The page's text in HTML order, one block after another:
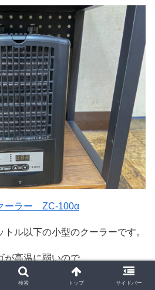
ーラー ZC-100α
ル以下の小型のクーラーです。
高温に弱いので、
は必須らしいです。
検索 トップ サイドバー